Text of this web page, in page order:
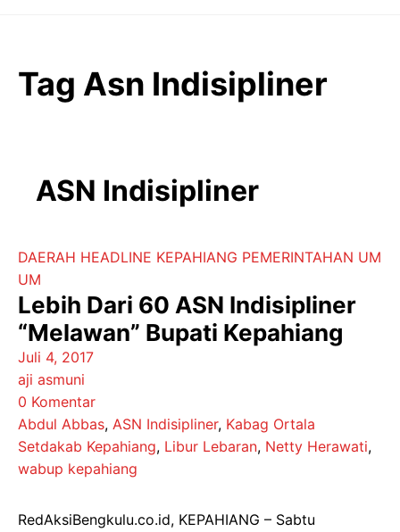
Tag Asn Indisipliner
ASN Indisipliner
DAERAH HEADLINE KEPAHIANG PEMERINTAHAN UM
UM
Lebih Dari 60 ASN Indisipliner
“Melawan” Bupati Kepahiang
Juli 4, 2017
aji asmuni
0 Komentar
Abdul Abbas, ASN Indisipliner, Kabag Ortala
Setdakab Kepahiang, Libur Lebaran, Netty Herawati,
wabup kepahiang
RedAksiBengkulu.co.id, KEPAHIANG – Sabtu